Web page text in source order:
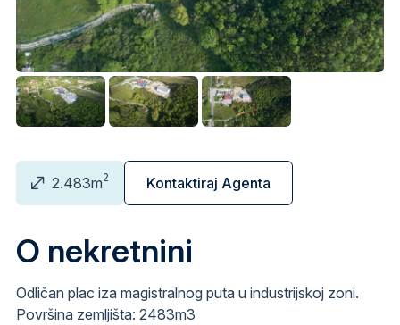
2.483m2 Kontaktiraj Agenta
O nekretnini
Odličan plac iza magistralnog puta u industrijskoj zoni.
Površina zemljišta: 2483m3